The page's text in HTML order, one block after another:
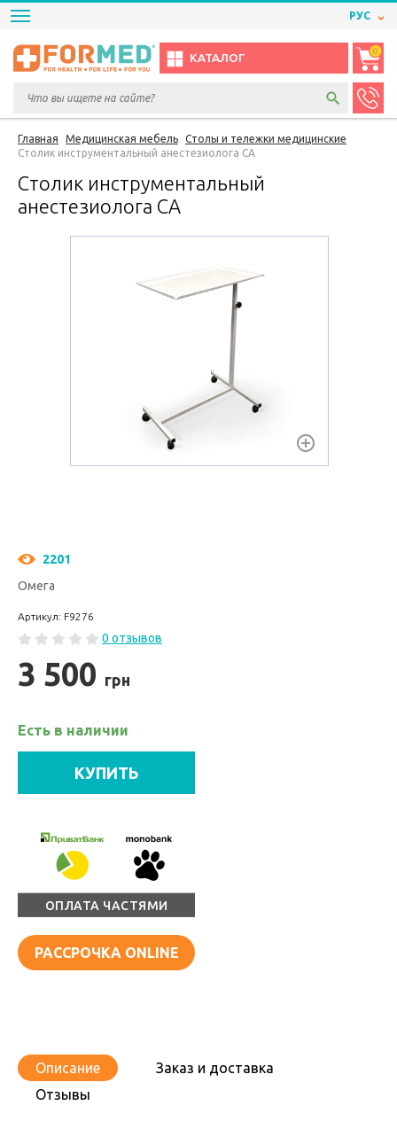
РУС
КАТАЛОГ
0
Главная Медицинская мебель
Столы и тележки медицинские
Столик инструментальный анестезиолога СА
Столик инструментальный
анестезиолога СА
2201
Омега
Артикул: F9276
0 отзывов
3 500 грн
Есть в наличии
КУПИТЬ
ОПЛАТА ЧАСТЯМИ
РАССРОЧКА ONLINE
Описание
Заказ и доставка
Отзывы